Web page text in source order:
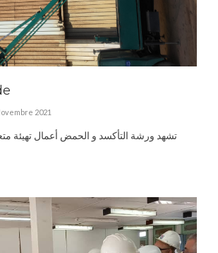
2021
تشهد ورشة التأكسد و الحمض أعمال تهيئة